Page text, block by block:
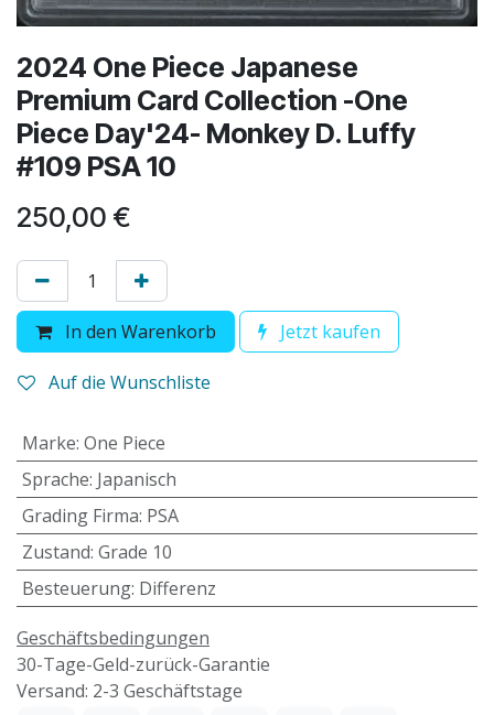
2024 One Piece Japanese
Premium Card Collection -One
Piece Day'24- Monkey D. Luffy
#109 PSA 10
250,00 €
In den Warenkorb Jetzt kaufen
Auf die Wunschliste
Marke: One Piece
Sprache: Japanisch
Grading Firma: PSA
Zustand: Grade 10
Besteuerung: Differenz
Geschäftsbedingungen
30-Tage-Geld-zurück-Garantie
Versand: 2-3 Geschäftstage